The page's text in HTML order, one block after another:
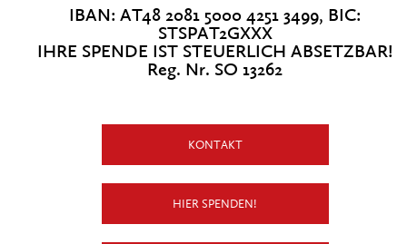
IBAN: AT48 2081 5000 4251 3499, BIC:
STSPAT2GXXX
IHRE SPENDE IST STEUERLICH ABSETZBAR!
Reg. Nr. SO 13262
KONTAKT
HIER SPENDEN!